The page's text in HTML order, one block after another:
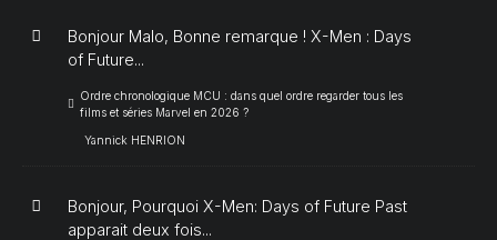
Bonjour Malo, Bonne remarque ! X-Men : Days
of Future...
Ordre chronologique MCU : dans quel ordre regarder tous les
films et séries Marvel en 2026 ?
Yannick HENRION
Bonjour, Pourquoi X-Men: Days of Future Past
apparait deux fois...